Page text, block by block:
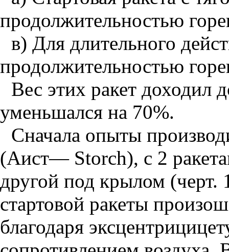
продолжительностью
в) Для длительного
продолжительностью
Вес этих ракет доходил
уменьшался на 70%.
Сначала опыты
(Аист— Storch), с 2
другой под крылом
стартовой ракеты
благодаря